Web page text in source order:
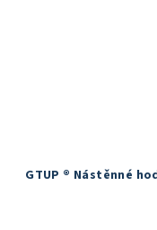
GTUP ® Nástěnné